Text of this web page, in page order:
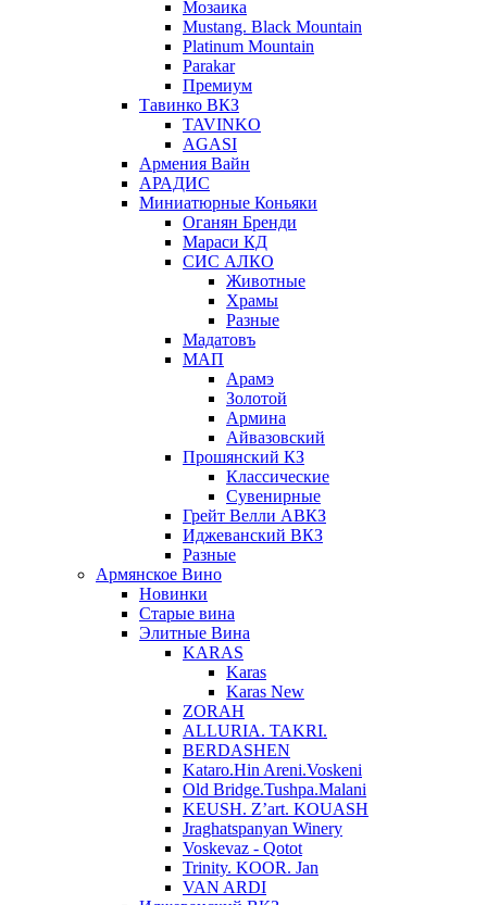
Мозаика
Mustang. Black Mountain
Platinum Mountain
Parakar
Премиум
Тавинко ВКЗ
TAVINKO
AGASI
Армения Вайн
АРАДИС
Миниатюрные Коньяки
Оганян Бренди
Мараси КД
СИС АЛКО
Животные
Храмы
Разные
Мадатовъ
МАП
Арамэ
Золотой
Армина
Айвазовский
Прошянский КЗ
Классические
Сувенирные
Грейт Велли АВКЗ
Иджеванский ВКЗ
Разные
Армянское Вино
Новинки
Старые вина
Элитные Вина
KARAS
Karas
Karas New
ZORAH
ALLURIA. TAKRI.
BERDASHEN
Kataro.Hin Areni.Voskeni
Old Bridge.Tushpa.Malani
KEUSH. Z’art. KOUASH
Jraghatspanyan Winery
Voskevaz - Qotot
Trinity. KOOR. Jan
VAN ARDI